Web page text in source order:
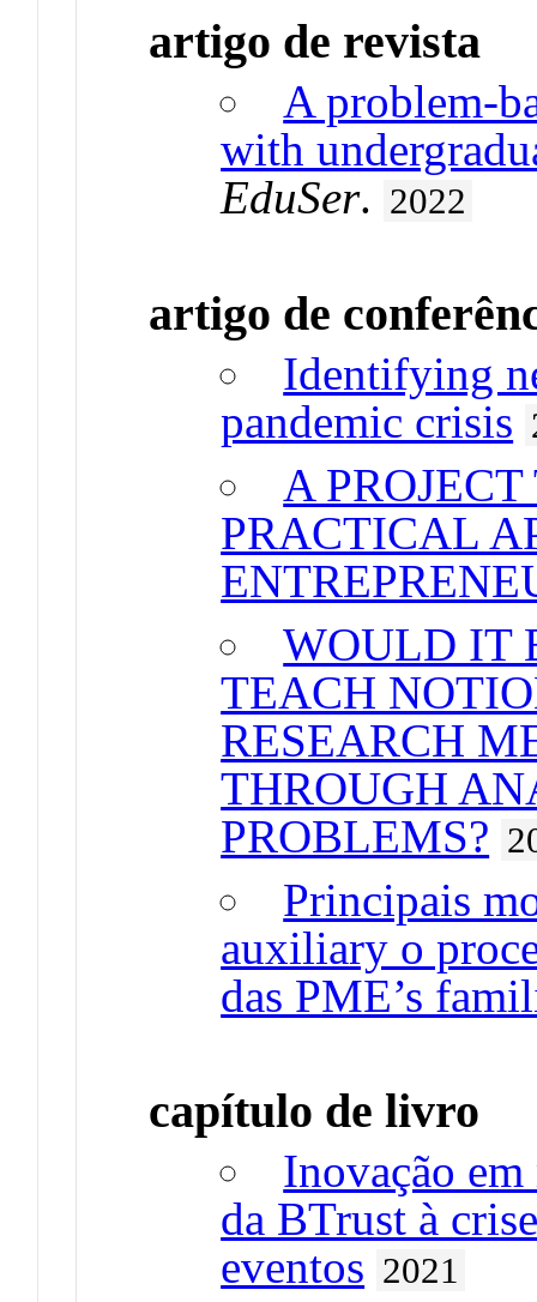
artigo de revista
A problem-
with
EduSer. 2022
artigo de
Identifying
pandemic crisis
A
PRACTICAL
WOULD IT
TEACH
RESEARCH
THROUGH
PROBLEMS?
Principais
auxiliary o
das PME’s
capítulo de livro
Inovação
da BTrust à
eventos 2021